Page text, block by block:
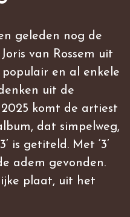
geleden nog de
van Rossem uit
en al enkele
uit de
komt de artiest
dat simpelweg,
is getiteld. Met ‘3’
adem gevonden.
plaat, uit het